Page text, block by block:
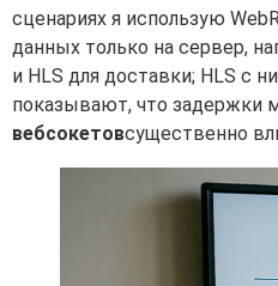
сценариях я использую
данных только на сервер,
и HLS для доставки; HLS с
показывают, что задержки
вебсокетовсущественно